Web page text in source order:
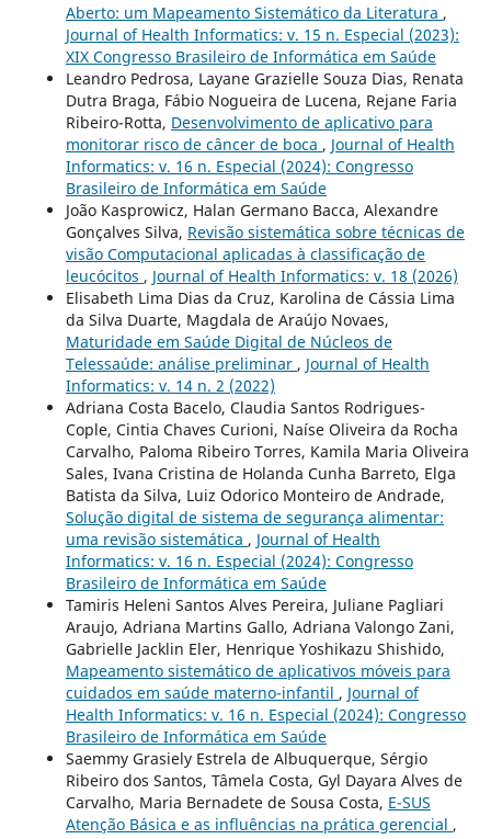
Aberto: um Mapeamento Sistemático da Literatura ,
Journal of Health Informatics: v. 15 n. Especial (2023):
XIX Congresso Brasileiro de Informática em Saúde
Leandro Pedrosa, Layane Grazielle Souza Dias, Renata
Dutra Braga, Fábio Nogueira de Lucena, Rejane Faria
Ribeiro-Rotta, Desenvolvimento de aplicativo para
monitorar risco de câncer de boca , Journal of Health
Informatics: v. 16 n. Especial (2024): Congresso
Brasileiro de Informática em Saúde
João Kasprowicz, Halan Germano Bacca, Alexandre
Gonçalves Silva, Revisão sistemática sobre técnicas de
visão Computacional aplicadas à classificação de
leucócitos , Journal of Health Informatics: v. 18 (2026)
Elisabeth Lima Dias da Cruz, Karolina de Cássia Lima
da Silva Duarte, Magdala de Araújo Novaes,
Maturidade em Saúde Digital de Núcleos de
Telessaúde: análise preliminar , Journal of Health
Informatics: v. 14 n. 2 (2022)
Adriana Costa Bacelo, Claudia Santos Rodrigues-
Cople, Cintia Chaves Curioni, Naíse Oliveira da Rocha
Carvalho, Paloma Ribeiro Torres, Kamila Maria Oliveira
Sales, Ivana Cristina de Holanda Cunha Barreto, Elga
Batista da Silva, Luiz Odorico Monteiro de Andrade,
Solução digital de sistema de segurança alimentar:
uma revisão sistemática , Journal of Health
Informatics: v. 16 n. Especial (2024): Congresso
Brasileiro de Informática em Saúde
Tamiris Heleni Santos Alves Pereira, Juliane Pagliari
Araujo, Adriana Martins Gallo, Adriana Valongo Zani,
Gabrielle Jacklin Eler, Henrique Yoshikazu Shishido,
Mapeamento sistemático de aplicativos móveis para
cuidados em saúde materno-infantil , Journal of
Health Informatics: v. 16 n. Especial (2024): Congresso
Brasileiro de Informática em Saúde
Saemmy Grasiely Estrela de Albuquerque, Sérgio
Ribeiro dos Santos, Tâmela Costa, Gyl Dayara Alves de
Carvalho, Maria Bernadete de Sousa Costa, E-SUS
Atenção Básica e as influências na prática gerencial ,